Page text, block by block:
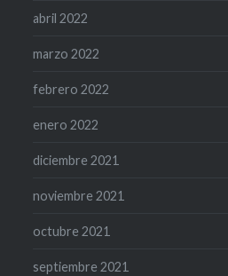
abril 2022
marzo 2022
febrero 2022
enero 2022
diciembre 2021
noviembre 2021
octubre 2021
septiembre 2021